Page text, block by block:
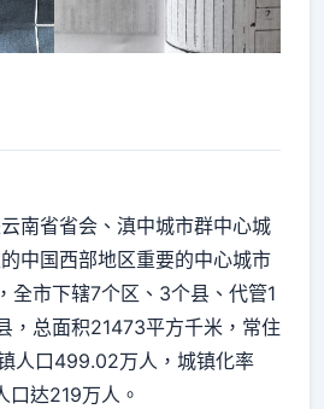
南省省会、滇中城市群中心城
中国西部地区重要的中心城市
全市下辖7个区、3个县、代管1
，总面积21473平方千米，常住
人口499.02万人，城镇化率
达219万人。